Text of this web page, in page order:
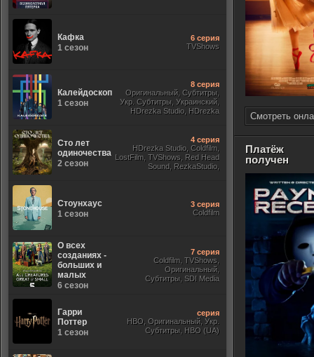
Смотреть
Платёж
получен
Кафка
1 сезон
6 серия
TVShows
Калейдоскоп
1 сезон
8 серия
Оригинальный, Субтитры,
Укр. Субтитры, Украинский,
HDrezka Studio, HDrezka
Сто лет
одиночества
2 сезон
4 серия
HDrezka Studio, Coldfilm,
LostFilm, TVShows, Red Head
Sound, RezkaStudio,
Стоунхаус
1 сезон
3 серия
Coldfilm
О всех
созданиях -
больших и
малых
6 сезон
7 серия
Coldfilm, TVShows,
Оригинальный,
Субтитры, SDI Media
Гарри
Поттер
1 сезон
серия
HBO, Оригинальный, Укр.
Субтитры, HBO (UA)